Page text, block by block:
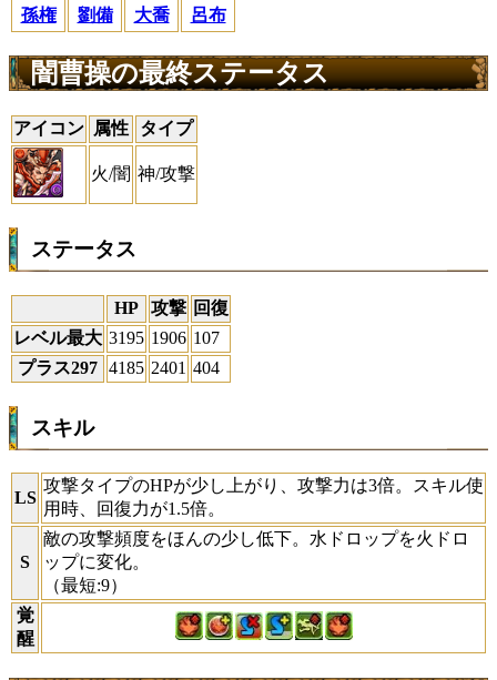
孫権 劉備 大喬 呂布
闇曹操の最終ステータス
アイコン 属性 タイプ
火/闇 神/攻撃
ステータス
HP 攻撃 回復
レベル最大 3195 1906 107
プラス297 4185 2401 404
スキル
LS
攻撃タイプのHPが少し上がり、攻撃力は3倍。スキル使
用時、回復力が1.5倍。
S
敵の攻撃頻度をほんの少し低下。水ドロップを火ドロ
ップに変化。
（最短:9）
覚
醒